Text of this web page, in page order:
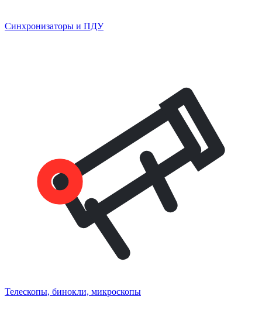
Синхронизаторы и ПДУ
Телескопы, бинокли, микроскопы